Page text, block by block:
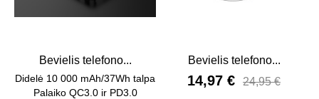
Bevielis telefono...
Didelė 10 000 mAh/37Wh talpa
Palaiko QC3.0 ir PD3.0
Bevielis telefono...
14,97 € 24,95 €